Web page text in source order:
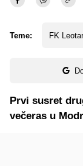
Teme: FK Leotar
Prvi susret
večeras u